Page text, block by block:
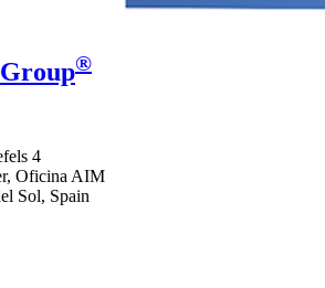
®
4
Oficina AIM
Sol, Spain